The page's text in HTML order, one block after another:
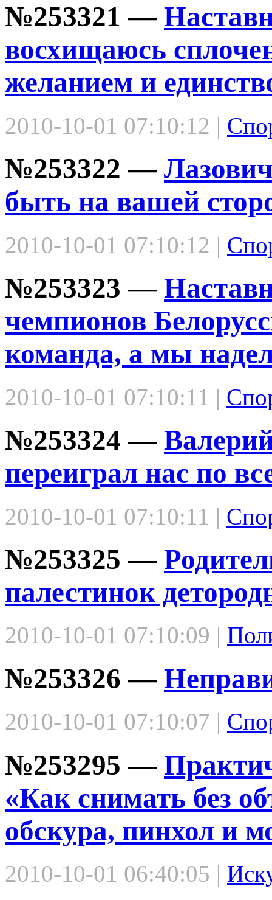
№253321 —
восхищаюсь
желанием и
2010-10-01 07:10:12 |
№253322 —
быть на вашей
2010-10-01 07:10:12 |
№253323 —
чемпионов
команда, а мы
2010-10-01 07:10:11 |
№253324 —
переиграл нас по
2010-10-01 07:10:11 |
№253325 —
палестинок
2010-10-01 07:10:09 |
№253326 —
2010-10-01 07:10:07 |
№253295 —
«Как снимать без
обскура, пинхол и
2010-10-01 06:40:05 |